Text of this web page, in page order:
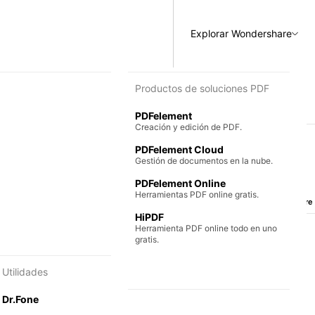
Productos de soluciones PDF
PDFelement
Creación y edición de PDF.
PDFelement Cloud
Gestión de documentos en la nube.
PDFelement Online
Herramientas PDF online gratis.
HiPDF
Herramienta PDF online todo en uno
gratis.
Utilidades
Dr.Fone
Explorar Wondershare
Escanea y descubre